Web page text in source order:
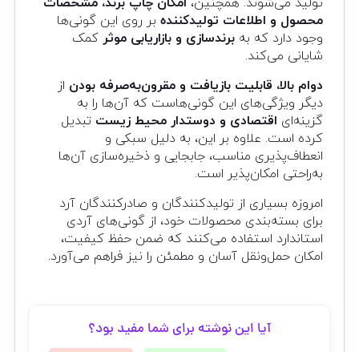
محصول و اطلاعات تولیدکننده بر روی این گونی‌ها
وجود دارد که بهبرندسازی و بازاریابی موثر کمک
شایانی می‌کند.
دوام بالا، قابلیت بازیافت و مقرون‌به‌صرفه بودن از
دیگر ویژگی‌های این گونی‌هاست که آن‌ها را به
گزینه‌ای اقتصادی و دوستدار محیط زیست تبدیل
کرده است. علاوه بر این، به دلیل سبکی و
انعطاف‌پذیری مناسب، جابجایی و ذخیره‌سازی آن‌ها
به‌راحتی امکان‌پذیر است.
امروزه بسیاری از تولیدکنندگان و صادرکنندگان آرد
برای بسته‌بندی محصولات خود، از گونی‌های آردی
استاندارد استفاده می‌کنند که ضمن حفظ کیفیت،
امکان حمل‌ونقل آسان و مطمئن را نیز فراهم می‌آورد.
آیا این نوشته برای شما مفید بود؟